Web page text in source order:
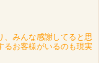
、みんな感謝してると思
るお客様がいるのも現実